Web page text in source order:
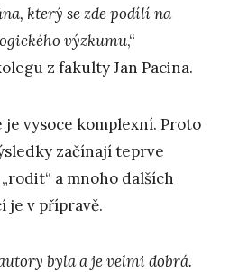
který se zde podílí na
výzkumu,“
z fakulty Jan Pacina.
je vysoce komplexní. Proto
začínají teprve
a mnoho dalších
je v přípravě.
byla a je velmi dobrá.